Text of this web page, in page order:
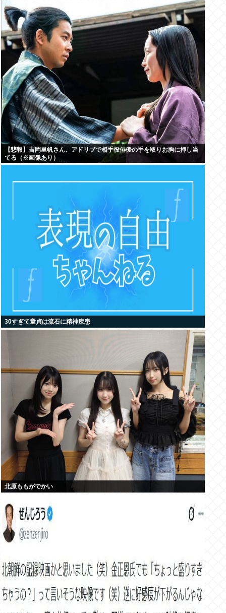
【悲報】吉岡里帆さん、アドリブで相手役俳優の手を取りお胸に押し当
てる（※画像あり）
30すぎて童貞は流石に精神疾患
北原ももがでかい